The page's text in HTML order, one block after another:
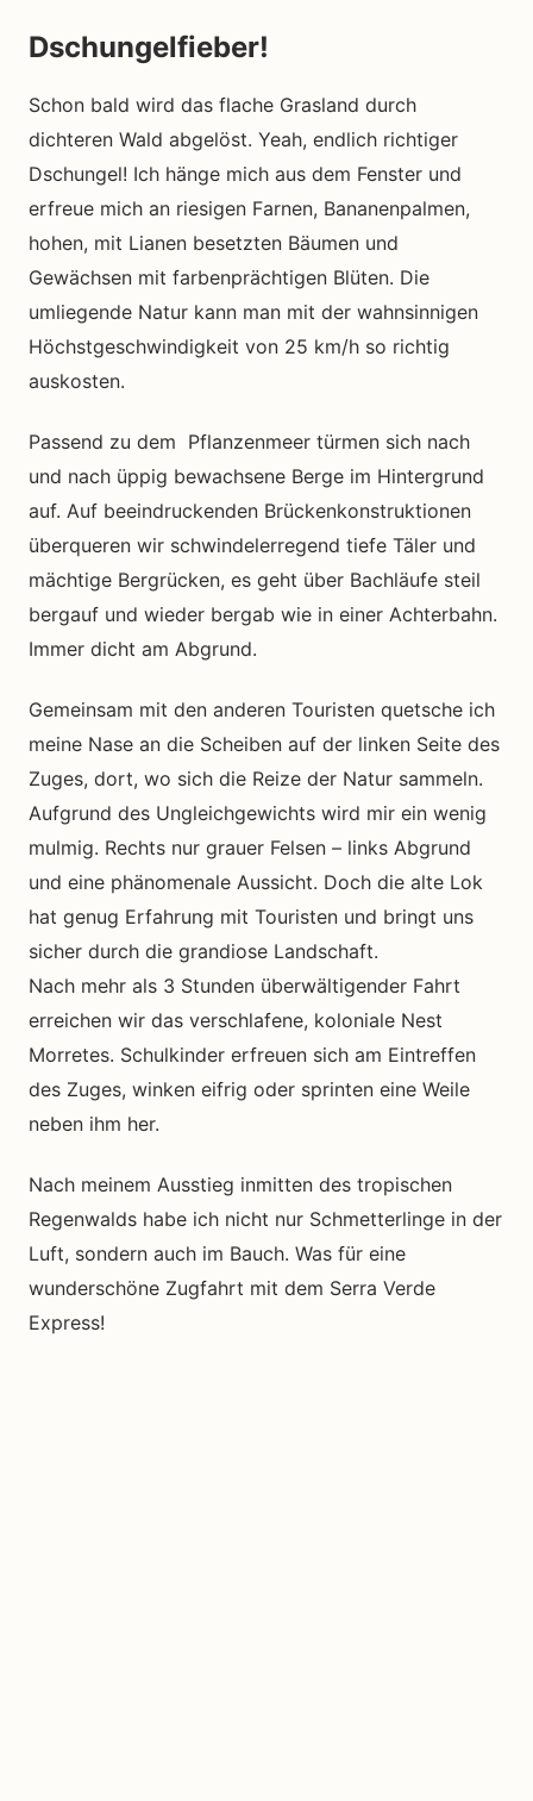
Dschungelfieber!
Schon bald wird das flache Grasland durch
dichteren Wald abgelöst. Yeah, endlich richtiger
Dschungel! Ich hänge mich aus dem Fenster und
erfreue mich an riesigen Farnen, Bananenpalmen,
hohen, mit Lianen besetzten Bäumen und
Gewächsen mit farbenprächtigen Blüten. Die
umliegende Natur kann man mit der wahnsinnigen
Höchstgeschwindigkeit von 25 km/h so richtig
auskosten.
Passend zu dem Pflanzenmeer türmen sich nach
und nach üppig bewachsene Berge im Hintergrund
auf. Auf beeindruckenden Brückenkonstruktionen
überqueren wir schwindelerregend tiefe Täler und
mächtige Bergrücken, es geht über Bachläufe steil
bergauf und wieder bergab wie in einer Achterbahn.
Immer dicht am Abgrund.
Gemeinsam mit den anderen Touristen quetsche ich
meine Nase an die Scheiben auf der linken Seite des
Zuges, dort, wo sich die Reize der Natur sammeln.
Aufgrund des Ungleichgewichts wird mir ein wenig
mulmig. Rechts nur grauer Felsen – links Abgrund
und eine phänomenale Aussicht. Doch die alte Lok
hat genug Erfahrung mit Touristen und bringt uns
sicher durch die grandiose Landschaft.
Nach mehr als 3 Stunden überwältigender Fahrt
erreichen wir das verschlafene, koloniale Nest
Morretes. Schulkinder erfreuen sich am Eintreffen
des Zuges, winken eifrig oder sprinten eine Weile
neben ihm her.
Nach meinem Ausstieg inmitten des tropischen
Regenwalds habe ich nicht nur Schmetterlinge in der
Luft, sondern auch im Bauch. Was für eine
wunderschöne Zugfahrt mit dem Serra Verde
Express!